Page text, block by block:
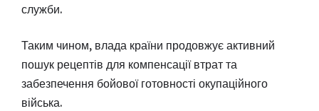
служби.
Таким чином, влада країни продовжує активний
пошук рецептів для компенсації втрат та
забезпечення бойової готовності окупаційного
війська.